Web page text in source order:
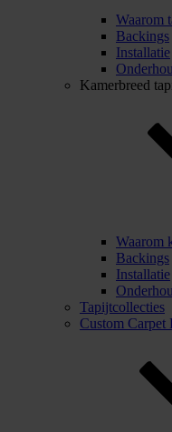
Waarom
Backings
Installatie
Kamerbreed
Waarom
Backings
Installatie
Tapijtcollecties
Custom Carpet